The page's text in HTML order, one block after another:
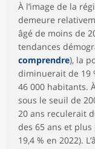
À l’image de la
demeure
âgé de moins de
tendances
comprendre), la
diminuerait de 19
46 000 habitants.
sous le seuil de
20 ans reculerait
des 65 ans et
19,4 % en 2022).